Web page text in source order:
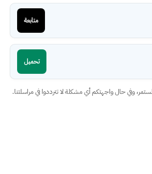
متابعة
تحميل
وفي حال واجهتكم أي مشكلة لا تترددوا في مراسلتنا.